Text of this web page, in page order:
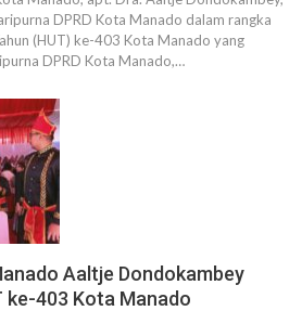
DPRD Kota Manado dalam rangka
(HUT) ke-403 Kota Manado yang
DPRD Kota Manado,…
Aaltje Dondokambey
ke-403 Kota Manado